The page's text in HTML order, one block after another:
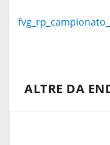
ALTRE DA